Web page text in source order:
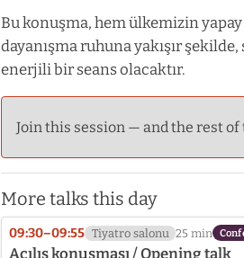
Bu konuşma, hem ülkemizin
dayanışma ruhuna yakışır
enerjili bir seans olacaktır.
Join this session — and the rest
More talks this day
09:30–09:55 Tiyatro salonu 25 min
Açılış konuşması / Opening talk